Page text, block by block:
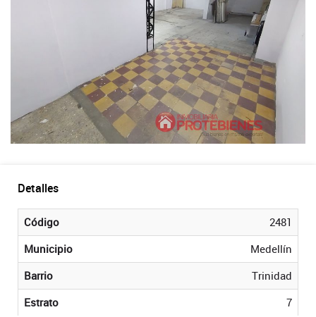
Detalles
Código
2481
Municipio
Medellín
Barrio
Trinidad
Estrato
7